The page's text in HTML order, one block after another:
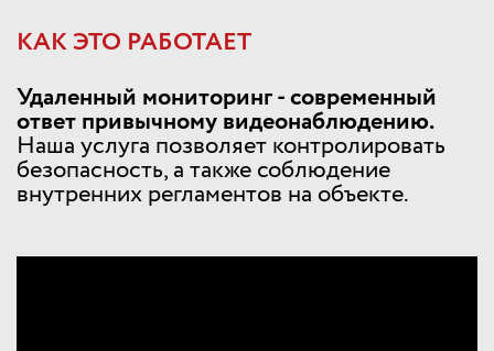
КАК ЭТО РАБОТАЕТ
Удаленный мониторинг - современный
ответ привычному видеонаблюдению.
Наша услуга позволяет контролировать
безопасность, а также соблюдение
внутренних регламентов на объекте.